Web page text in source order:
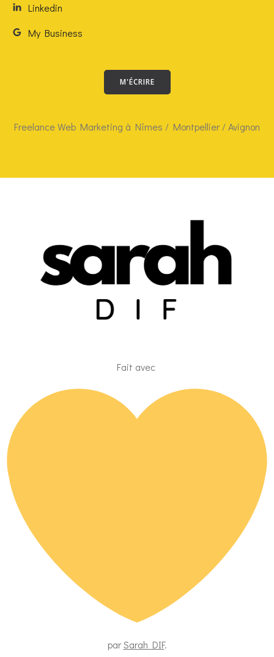
Linkedin
My Business
M'ÉCRIRE
Freelance Web Marketing à Nîmes / Montpellier / Avignon
Fait avec
parSarah DIF.